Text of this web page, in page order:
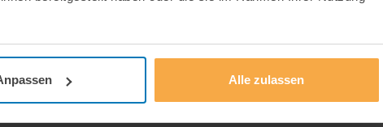
Alle zulassen